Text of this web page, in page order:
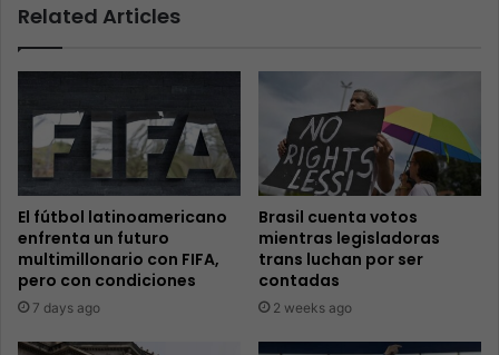
Related Articles
El fútbol latinoamericano
enfrenta un futuro
multimillonario con FIFA,
pero con condiciones
7 days ago
Brasil cuenta votos
mientras legisladoras
trans luchan por ser
contadas
2 weeks ago